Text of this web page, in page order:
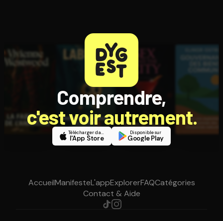
Comprendre,
c'est voir autrement.
Télécharger dans
l'App Store
Disponible sur
Google Play
AccueilManifesteL'appExplorerFAQCatégories
Contact & Aide